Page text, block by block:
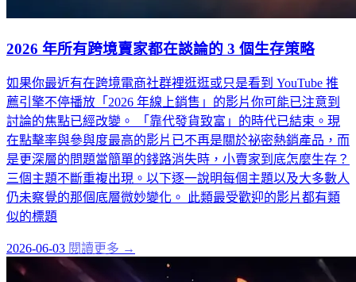
2026 年所有跨境賣家都在談論的 3 個生存策略
如果你最近有在跨境電商社群裡逛逛或只是看到 YouTube 推
薦引擎不停播放「2026 年線上銷售」的影片你可能已注意到
討論的焦點已經改變。 「靠代發貨致富」的時代已結束。現
在點擊率與參與度最高的影片已不再是關於祕密熱銷產品，而
是更深層的問題當簡單的錢路消失時，小賣家到底怎麼生存？
三個主題不斷重複出現。以下逐一說明每個主題以及大多數人
仍未察覺的那個底層微妙變化。 此類最受歡迎的影片都有類
似的標題
2026-06-03 閱讀更多 →